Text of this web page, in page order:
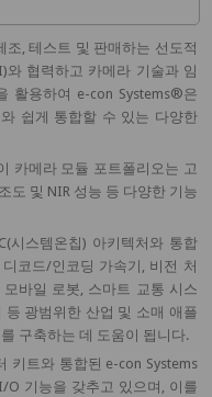
, 테스트 및 판매하는 선도적
협력하고 카메라 기술과 임
활용하여 e-con Systems®은
쉽게 통합할 수 있는 다양한
카메라 모듈 포트폴리오는 고
도 및 NIR 성능 등 다양한 기능
시스템온칩) 아키텍처와 통합
코드/인코딩 가속기, 비전 처
바일 로봇, 스마트 교통 시스
광범위한 산업 및 소매 애플
구축하는 데 도움이 됩니다.
키트와 통합된 e-con Systems
기능을 갖추고 있으며, 이를